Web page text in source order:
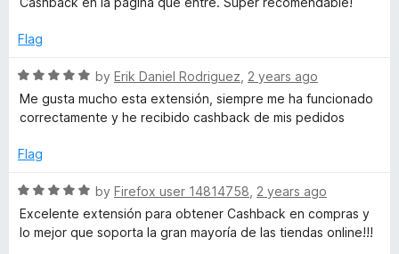
o
5
d
o
u
f
Flag
R
a
t
d
o
u
t
by Erik Daniel Rodriguez 2 years ago
Me gusta mucho esta extensión, siempre me ha funcionado
correctamente y he recibido cashback de mis pedidos
Flag
R
a
t
by Firefox user 14814758 2 years ago
Excelente extensión para obtener Cashback en compras y
lo mejor que soporta la gran mayoría de las tiendas online!!!